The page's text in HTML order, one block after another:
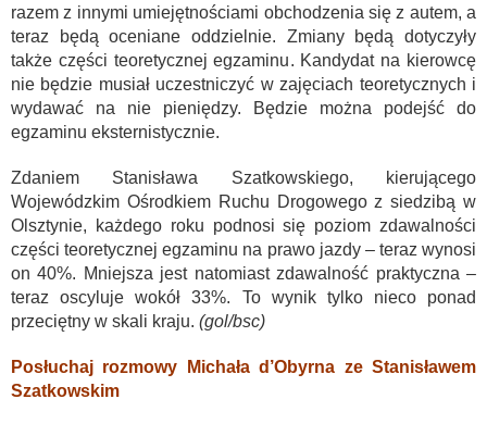
razem z innymi umiejętnościami obchodzenia się z autem, a
teraz będą oceniane oddzielnie. Zmiany będą dotyczyły
także części teoretycznej egzaminu. Kandydat na kierowcę
nie będzie musiał uczestniczyć w zajęciach teoretycznych i
wydawać na nie pieniędzy. Będzie można podejść do
egzaminu eksternistycznie.
Zdaniem Stanisława Szatkowskiego, kierującego
Wojewódzkim Ośrodkiem Ruchu Drogowego z siedzibą w
Olsztynie, każdego roku podnosi się poziom zdawalności
części teoretycznej egzaminu na prawo jazdy – teraz wynosi
on 40%. Mniejsza jest natomiast zdawalność praktyczna –
teraz oscyluje wokół 33%. To wynik tylko nieco ponad
przeciętny w skali kraju. (gol/bsc)
Posłuchaj rozmowy Michała d’Obyrna ze Stanisławem
Szatkowskim